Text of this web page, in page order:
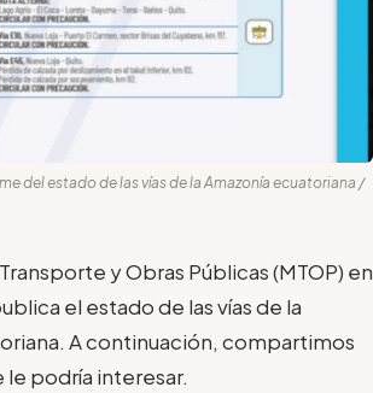
del estado de las vías de la Amazonía ecuatoriana /
y Obras Públicas (MTOP) en
el estado de las vías de la
A continuación, compartimos
podría interesar.